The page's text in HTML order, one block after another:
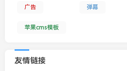
广告 弹幕
苹果cms模板
友情链接